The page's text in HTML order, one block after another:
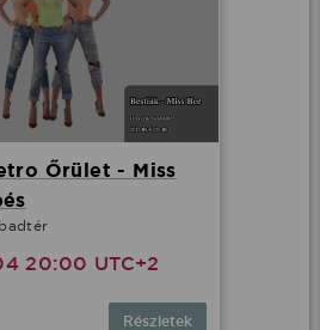
Őrület - Miss
20:00 UTC+2
Részletek